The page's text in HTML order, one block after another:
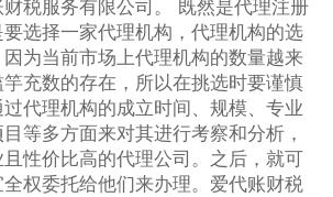
税服务有限公司。 既然是代理注册
选择一家代理机构，代理机构的选
为当前市场上代理机构的数量越来
充数的存在，所以在挑选时要谨慎
代理机构的成立时间、规模、专业
等多方面来对其进行考察和分析，
性价比高的代理公司。之后，就可
权委托给他们来办理。爱代账财税